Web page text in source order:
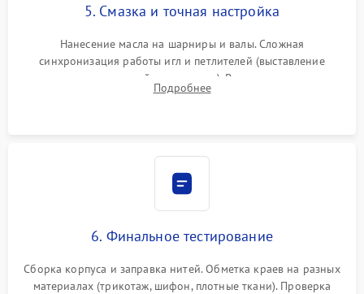
5. Смазка и точная настройка
Нанесение масла на шарниры и валы. Сложная
синхронизация работы игл и петлителей (выставление
зазоров до сотых долей миллиметра). Регулировка прижима
ножей, ширины обметки и хода дифференциального
Подробнее
6. Финальное тестирование
Сборка корпуса и заправка нитей. Обметка краев на разных
материалах (трикотаж, шифон, плотные ткани). Проверка